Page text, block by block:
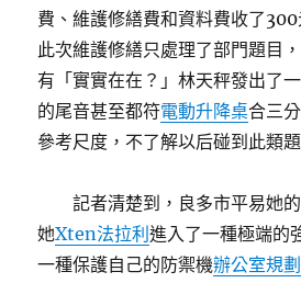
費、維護修繕費和資料費收了300
此次維護修繕只處理了部門題目
有「實實在在？」林天秤發出了
的尾音甚至都符電動升降桌合三
參考尺度，不了解以后碰到此類
記者清楚到，良多市平易她
她Xten法拉利進入了一種極端的
一種保護自己的防禦機辦公室規